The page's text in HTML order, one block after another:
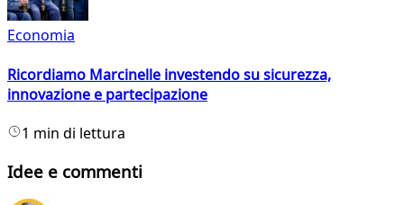
Economia
Ricordiamo Marcinelle investendo su sicurezza,
innovazione e partecipazione
1 min di lettura
Idee e commenti